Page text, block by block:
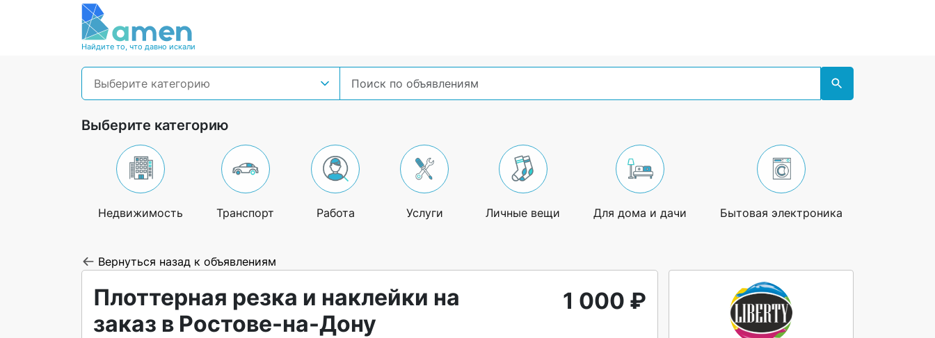
Найдите то, что давно искали
Выберите категорию
Выберите категорию
Недвижимость Транспорт Работа Услуги Личные вещи Для дома и дачи Бытовая электроника
Вернуться назад к объявлениям
Плоттерная резка и наклейки на
заказ в Ростове-на-Дону
1 000 ₽